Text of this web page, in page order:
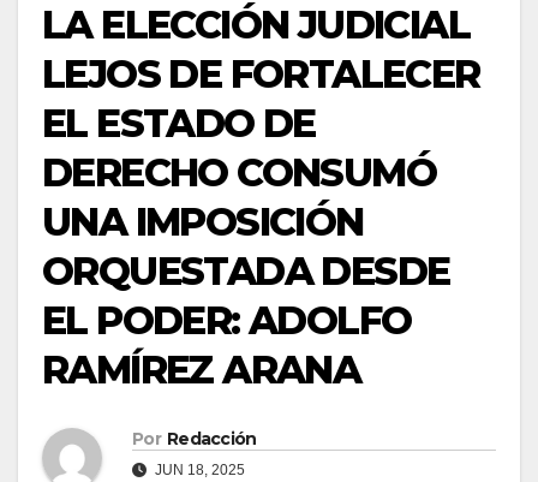
LA ELECCIÓN JUDICIAL
LEJOS DE FORTALECER
EL ESTADO DE
DERECHO CONSUMÓ
UNA IMPOSICIÓN
ORQUESTADA DESDE
EL PODER: ADOLFO
RAMÍREZ ARANA
Por Redacción
JUN 18, 2025